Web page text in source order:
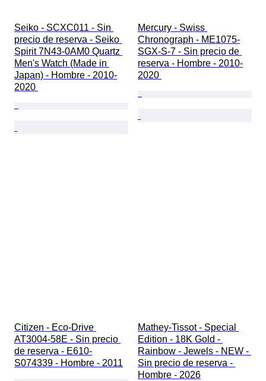
Seiko - SCXC011 - Sin
precio de reserva - Seiko
Spirit 7N43-0AM0 Quartz
Men's Watch (Made in
Japan) - Hombre - 2010-
2020
Mercury - Swiss
Chronograph - ME1075-
SGX-S-7 - Sin precio de
reserva - Hombre - 2010-
2020
Citizen - Eco-Drive
AT3004-58E - Sin precio
de reserva - E610-
S074339 - Hombre - 2011
Mathey-Tissot - Special
Edition - 18K Gold -
Rainbow - Jewels - NEW -
Sin precio de reserva -
Hombre - 2026